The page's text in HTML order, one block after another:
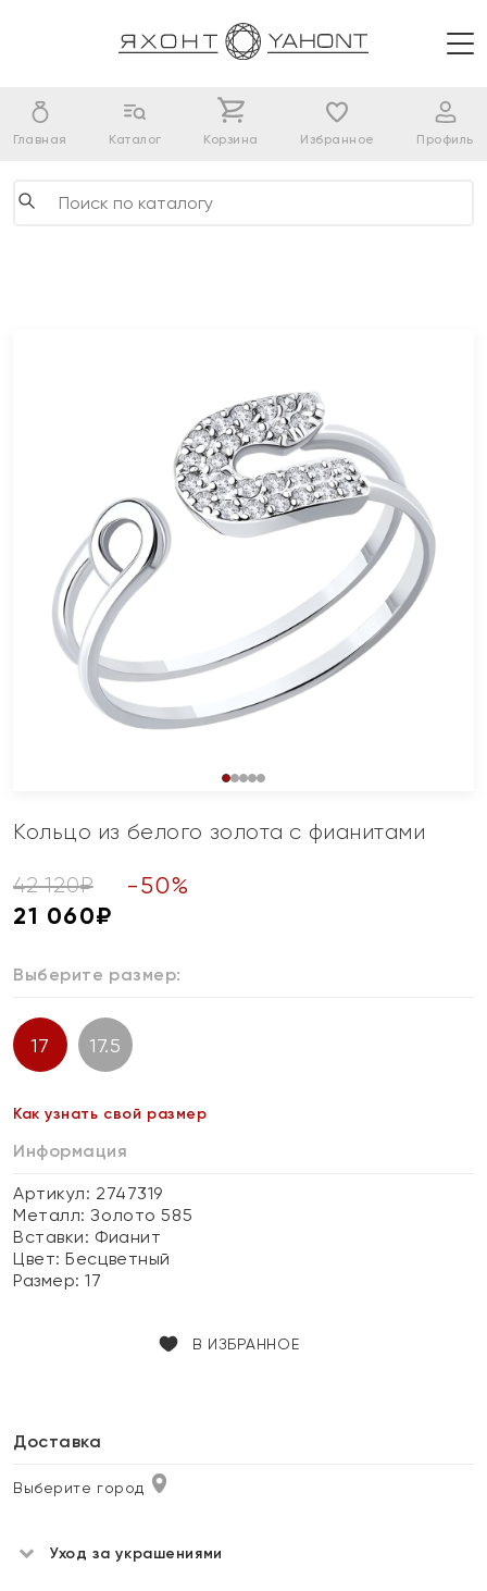
Главная Каталог Корзина Избранное Профиль
Кольцо из белого золота с фианитами
42 120₽ -50%
21 060₽
Выберите размер:
17 17.5
Как узнать свой размер
Информация
Артикул: 2747319
Металл:Золото 585
Вставки: Фианит
Цвет:Бесцветный
Размер:17
В ИЗБРАННОЕ
Доставка
Выберите город
Уход за украшениями